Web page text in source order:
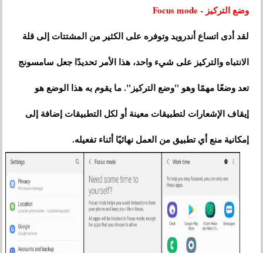
وضع التركيز - Focus mode
لقد أدى اتساع أندرويد وتوفره على الكثير من المشتتات إلى قلة
الانتباه والتركيز على شيء واحد، هذا الأمر تحديدًا جعل سامسونج
تعد وضعًا مهمًا وهو "وضع التركيز". ما يقوم به هذا الوضع هو
إيقاف الإشعارات لتطبيقات معينة أو لكل التطبيقات إضافة إلى
إمكانية منع أي تطبيق من العمل نهائيًا أثناء تفعيله.